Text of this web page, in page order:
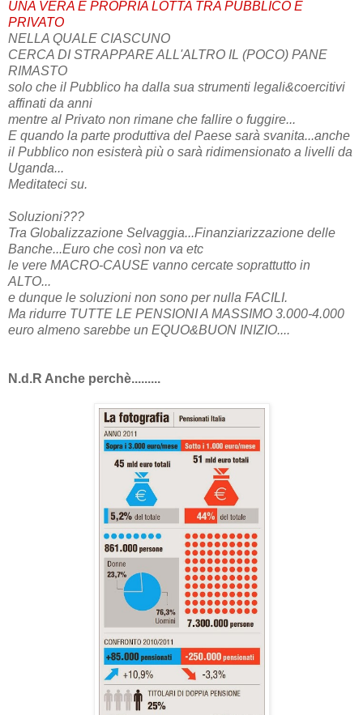
UNA VERA E PROPRIA LOTTA TRA PUBBLICO E
PRIVATO
NELLA QUALE CIASCUNO
CERCA DI STRAPPARE ALL'ALTRO IL (POCO) PANE
RIMASTO
solo che il Pubblico ha dalla sua strumenti legali&coercitivi
affinati da anni
mentre al Privato non rimane che fallire o fuggire...
E quando la parte produttiva del Paese sarà svanita...anche
il Pubblico non esisterà più o sarà ridimensionato a livelli da
Uganda...
Meditateci su.
Soluzioni???
Tra Globalizzazione Selvaggia...Finanziarizzazione delle
Banche...Euro che così non va etc
le vere MACRO-CAUSE vanno cercate soprattutto in
ALTO...
e dunque le soluzioni non sono per nulla FACILI.
Ma ridurre TUTTE LE PENSIONI A MASSIMO 3.000-4.000
euro almeno sarebbe un EQUO&BUON INIZIO....
N.d.R Anche perchè.........